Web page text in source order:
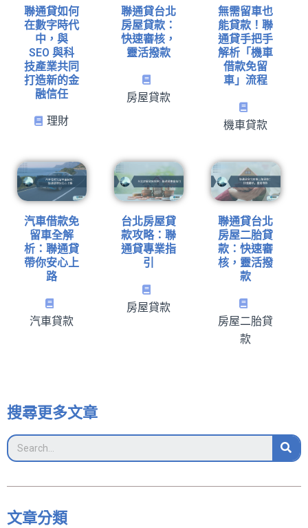
聯通貸如何
在數字時代
中，與
SEO 與科
技產業共同
打造新的金
融信任
理財
聯通貸台北
房屋貸款：
快速審核，
靈活撥款
房屋貸款
無需留車也
能貸款！聯
通貸手把手
解析「機車
借款免留
車」流程
機車貸款
汽車借款免
留車全解
析：聯通貸
帶你安心上
路
汽車貸款
台北房屋貸
款攻略：聯
通貸專業指
引
房屋貸款
聯通貸台北
房屋二胎貸
款：快速審
核，靈活撥
款
房屋二胎貸
款
搜尋更多文章
文章分類